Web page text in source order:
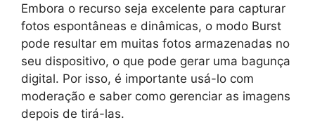
Embora o recurso seja excelente para capturar
fotos espontâneas e dinâmicas, o modo Burst
pode resultar em muitas fotos armazenadas no
seu dispositivo, o que pode gerar uma bagunça
digital. Por isso, é importante usá-lo com
moderação e saber como gerenciar as imagens
depois de tirá-las.